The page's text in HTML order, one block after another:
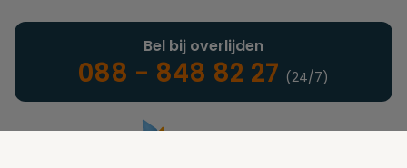
Bel bij overlijden
088 - 848 82 27 (24/7)